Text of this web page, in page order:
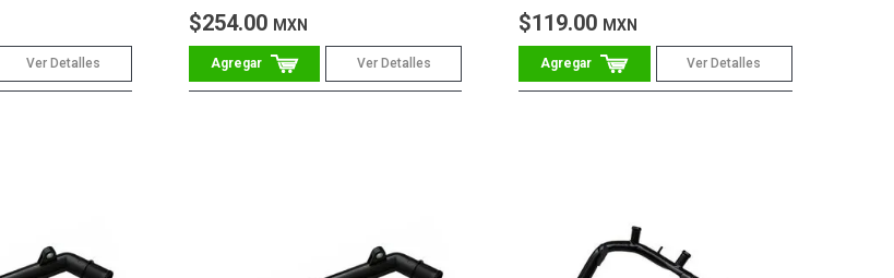
Ver Detalles
$254.00 MXN
Ver Detalles
$119.00 MXN
Ver Detalles